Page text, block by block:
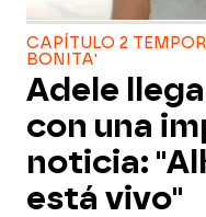
CAPÍTULO 2
BONITA'
Adele
con una
noticia:
está vivo"